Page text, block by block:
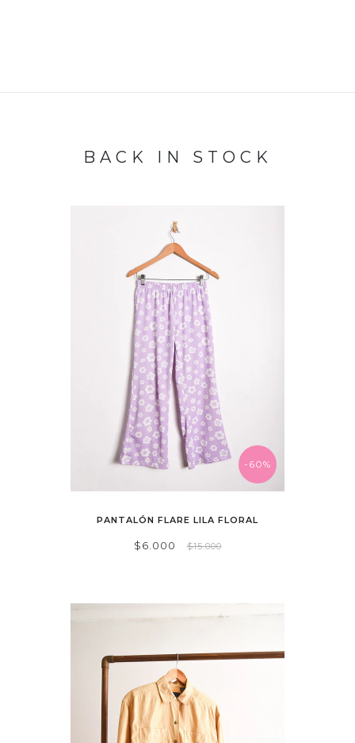
BACK IN STOCK
-60%
PANTALÓN FLARE LILA FLORAL
$6.000 $15.000